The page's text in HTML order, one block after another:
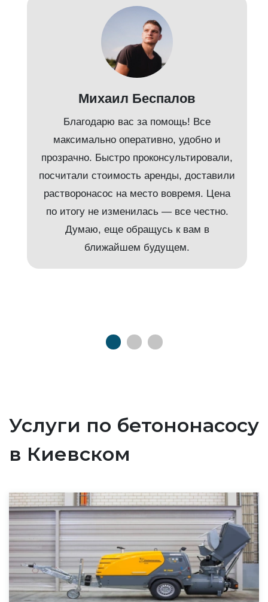
Михаил Беспалов
Благодарю вас за помощь! Все
максимально оперативно, удобно и
прозрачно. Быстро проконсультировали,
посчитали стоимость аренды, доставили
растворонасос на место вовремя. Цена
по итогу не изменилась — все честно.
Думаю, еще обращусь к вам в
ближайшем будущем.
Услуги по бетононасосу
в Киевском